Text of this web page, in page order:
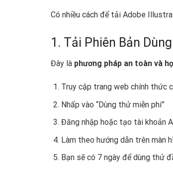
Có nhiều cách để tải Adobe
1. Tải Phiên Bản
Đây là phương pháp an toàn và
Truy cập trang web chính thức
Nhấp vào “Dùng thử miễn phí”
Đăng nhập hoặc tạo tài khoản
Làm theo hướng dẫn trên màn
Bạn sẽ có 7 ngày để dùng thử